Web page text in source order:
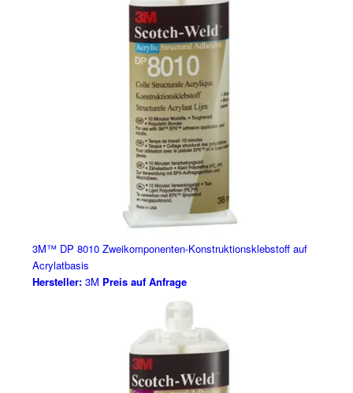
3M™ DP 8010 Zweikomponenten-Konstruktionsklebstoff auf
Acrylatbasis
Hersteller:3M Preis auf Anfrage